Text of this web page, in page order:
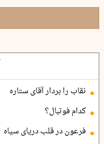
نقاب را بردار آقای ستاره
کدام فوتبال؟
فرعون در قلب دریای سیاه